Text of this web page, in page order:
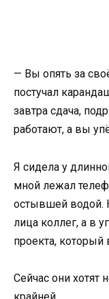
— Вы опять за
постучал
завтра сдача,
работают, а вы
Я сидела у
мной лежал
остывшей водой.
лица коллег, а в
проекта, который
Сейчас они хотят